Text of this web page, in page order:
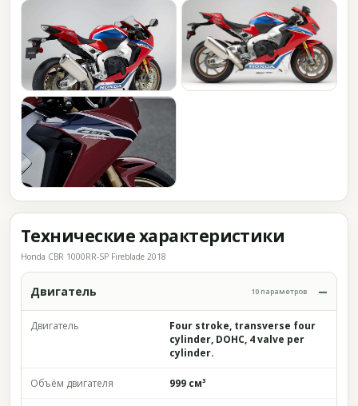
Технические характеристики
Honda CBR 1000RR-SP Fireblade 2018
Двигатель 10 параметров
Двигатель
Four stroke, transverse four
cylinder, DOHC, 4 valve per
cylinder.
Объём двигателя 999 см³